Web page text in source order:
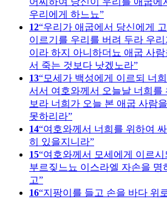
우리에게 하느뇨
12 우리가 애굽에서 당신에게
이르기를 우리를 버려 두라 우
이라 하지 아니하더뇨 애굽 사
서 죽는 것보다 낫겠노라
13 모세가 백성에게 이르되 너
서서 여호와께서 오늘날 너희를
보라 너희가 오늘 본 애굽 사람
못하리라
14 여호와께서 너희를 위하여
히 있을지니라
15 여호와께서 모세에게 이르시
부르짖느뇨 이스라엘 자손을 명
고
16 지팡이를 들고 손을 바다 위